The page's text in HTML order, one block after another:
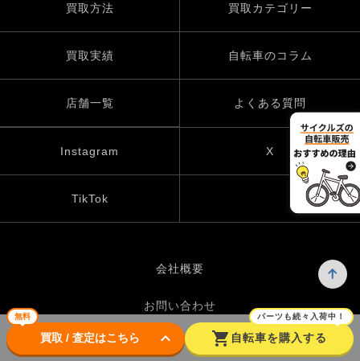
無料
買取 / 査定はこちら keyboard_arrow_down shopping_cart
パーツも続々入荷中！
自転車を購入する
買取方法 買取カテゴリー
買取実績 自転車のコラム
店舗一覧 よくある質問
Instagram X
TikTok
会社概要
お問い合わせ
プライバシーポリシー